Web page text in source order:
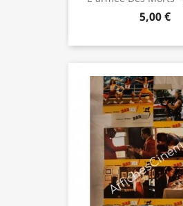
5,00 €